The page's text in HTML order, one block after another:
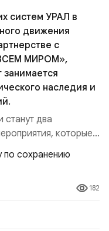
систем УРАЛ в
движения
с
МИРОМ»,
наследия и
два
которые
и объединят
со всей
философии
звука.
182